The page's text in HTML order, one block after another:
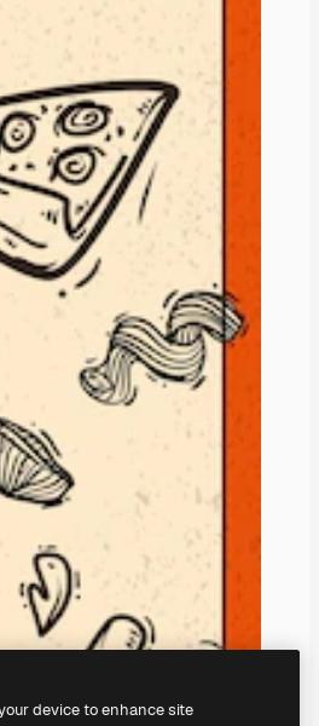
device to enhance site